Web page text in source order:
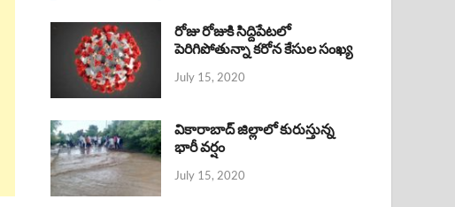
రోజు రోజుకి సిద్దిపేటలో
పెరిగిపోతున్నా కరోన కేసుల సంఖ్య
July 15, 2020
వికారాబాద్ జిల్లాలో కురుస్తున్న
భారీ వర్షం
July 15, 2020